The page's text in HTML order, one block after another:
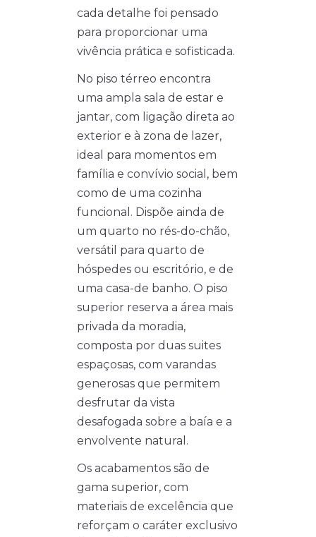
cada detalhe foi pensado
para proporcionar uma
vivência prática e sofisticada.
No piso térreo encontra
uma ampla sala de estar e
jantar, com ligação direta ao
exterior e à zona de lazer,
ideal para momentos em
família e convívio social, bem
como de uma cozinha
funcional. Dispõe ainda de
um quarto no rés-do-chão,
versátil para quarto de
hóspedes ou escritório, e de
uma casa-de banho. O piso
superior reserva a área mais
privada da moradia,
composta por duas suites
espaçosas, com varandas
generosas que permitem
desfrutar da vista
desafogada sobre a baía e a
envolvente natural.
Os acabamentos são de
gama superior, com
materiais de excelência que
reforçam o caráter exclusivo